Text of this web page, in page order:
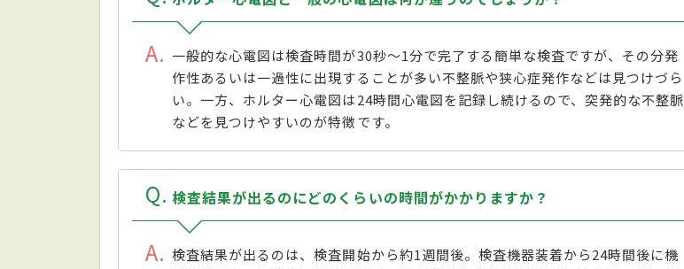
A
一般的な心電図は検査時間が30秒〜1分で完了する簡単な検査ですが、その分発
作性あるいは一過性に出現することが多い不整脈や狭心症発作などは見つけづら
い。一方、ホルター心電図は24時間心電図を記録し続けるので、突発的な不整脈
などを見つけやすいのが特徴です。
Q 検査結果が出るのにどのくらいの時間がかかりますか？
A
検査結果が出るのは、検査開始から約1週間後。検査機器装着から24時間後に機